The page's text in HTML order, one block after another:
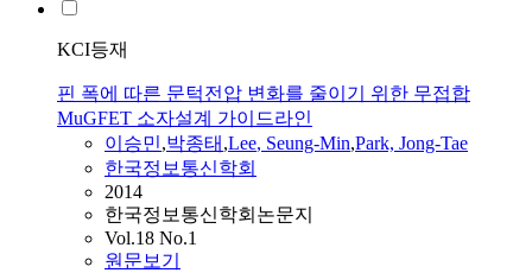
KCI등재
핀 폭에 따른 문턱전압 변화를 줄이기 위한 무접합
MuGFET 소자설계 가이드라인
이승민,박종태 ,Lee, Seung-Min,Park, Jong-Tae
한국정보통신학회
2014
한국정보통신학회논문지
Vol.18 No.1
원문보기